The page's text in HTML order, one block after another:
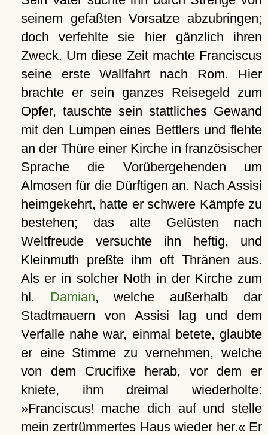
seinem gefaßten Vorsatze abzubringen;
doch verfehlte sie hier gänzlich ihren
Zweck. Um diese Zeit machte Franciscus
seine erste Wallfahrt nach Rom. Hier
brachte er sein ganzes Reisegeld zum
Opfer, tauschte sein stattliches Gewand
mit den Lumpen eines Bettlers und flehte
an der Thüre einer Kirche in französischer
Sprache die Vorübergehenden um
Almosen für die Dürftigen an. Nach Assisi
heimgekehrt, hatte er schwere Kämpfe zu
bestehen; das alte Gelüsten nach
Weltfreude versuchte ihn heftig, und
Kleinmuth preßte ihm oft Thränen aus.
Als er in solcher Noth in der Kirche zum
hl. Damian, welche außerhalb dar
Stadtmauern von Assisi lag und dem
Verfalle nahe war, einmal betete, glaubte
er eine Stimme zu vernehmen, welche
von dem Crucifixe herab, vor dem er
kniete, ihm dreimal wiederholte:
»Franciscus! mache dich auf und stelle
mein zertrümmertes Haus wieder her.« Er